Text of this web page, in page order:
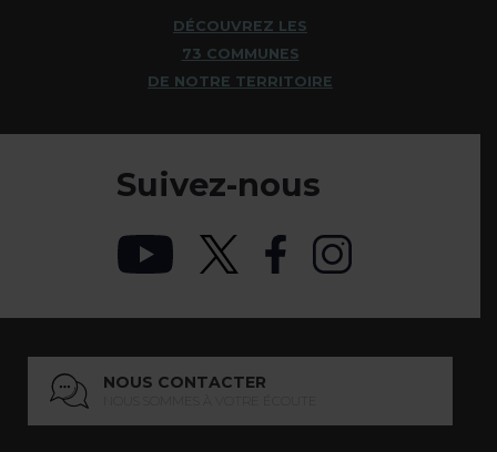
DÉCOUVREZ LES
73 COMMUNES
DE NOTRE TERRITOIRE
Suivez-nous
NOUS CONTACTER